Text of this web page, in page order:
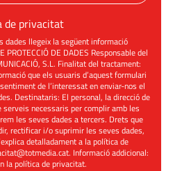
de privacitat
dades llegeix la següent informació
PROTECCIÓ DE DADES Responsable del
S.L. Finalitat del tractament:
que els usuaris d’aquest formulari
de l’interessat en enviar-nos el
Destinataris: El personal, la direcció de
serveis necessaris per complir amb les
les seves dades a tercers. Drets que
rectificar i/o suprimir les seves dades,
detalladament a la política de
. Informació addicional:
lapolítica de privacitat.